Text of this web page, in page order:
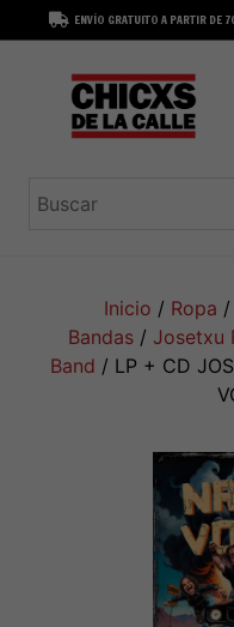
ENVÍO GRATUITO A PARTIR DE
Inicio / Ropa /
Bandas / Josetxu
Band / LP + CD